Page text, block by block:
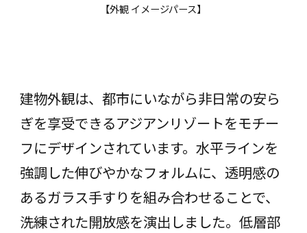
【外観 イメージパース】
建物外観は、都市にいながら非日常の安ら
ぎを享受できるアジアンリゾートをモチー
フにデザインされています。水平ラインを
強調した伸びやかなフォルムに、透明感の
あるガラス手すりを組み合わせることで、
洗練された開放感を演出しました。低層部